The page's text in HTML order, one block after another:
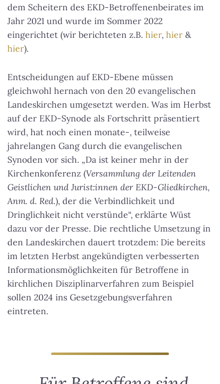
dem Scheitern des EKD-Betroffenenbeirates im
Jahr 2021 und wurde im Sommer 2022
eingerichtet (wir berichteten z.B. hier, hier &
hier).
Entscheidungen auf EKD-Ebene müssen
gleichwohl hernach von den 20 evangelischen
Landeskirchen umgesetzt werden. Was im Herbst
auf der EKD-Synode als Fortschritt präsentiert
wird, hat noch einen monate-, teilweise
jahrelangen Gang durch die evangelischen
Synoden vor sich. „Da ist keiner mehr in der
Kirchenkonferenz (Versammlung der Leitenden
Geistlichen und Jurist:innen der EKD-Gliedkirchen,
Anm. d. Red.), der die Verbindlichkeit und
Dringlichkeit nicht verstünde“, erklärte Wüst
dazu vor der Presse. Die rechtliche Umsetzung in
den Landeskirchen dauert trotzdem: Die bereits
im letzten Herbst angekündigten verbesserten
Informationsmöglichkeiten für Betroffene in
kirchlichen Disziplinarverfahren zum Beispiel
sollen 2024 ins Gesetzgebungsverfahren
eintreten.